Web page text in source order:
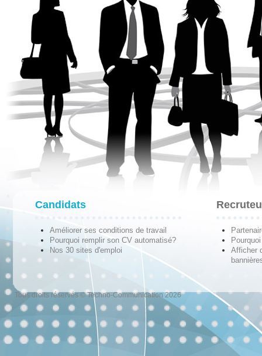
Candidats
Améliorer ses conditions de travail
Pourquoi remplir son CV automatisé?
Nos 30 sites d'emploi
Afficher
Tous droits réservés © Techno-Communication 2026